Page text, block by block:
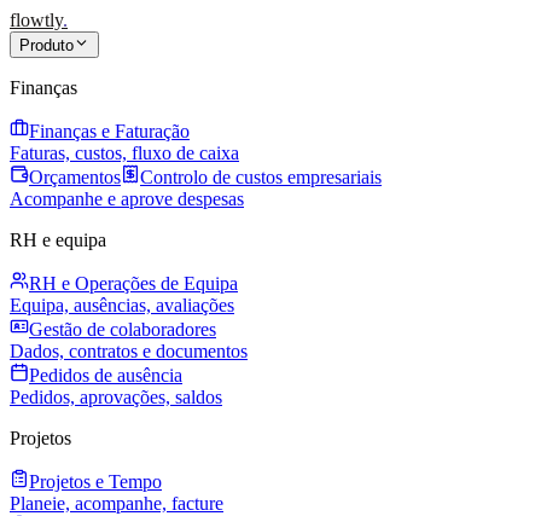
flowtly.
Produto
Finanças
Finanças e Faturação
Faturas, custos, fluxo de caixa
Orçamentos
Controlo de custos empresariais
Acompanhe e aprove despesas
RH e equipa
RH e Operações de Equipa
Equipa, ausências, avaliações
Gestão de colaboradores
Dados, contratos e documentos
Pedidos de ausência
Pedidos, aprovações, saldos
Projetos
Projetos e Tempo
Planeie, acompanhe, facture